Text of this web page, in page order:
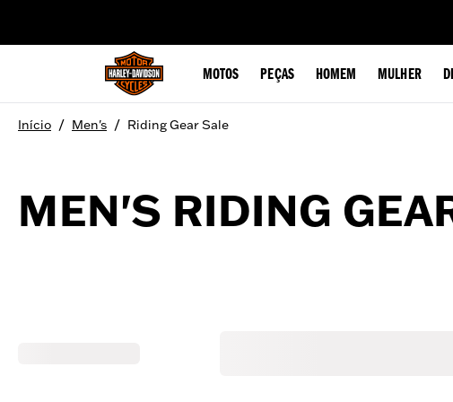
MOTOS PEÇAS HOMEM MULHER
Início / Men's / Riding Gear Sale
MEN'S RIDING